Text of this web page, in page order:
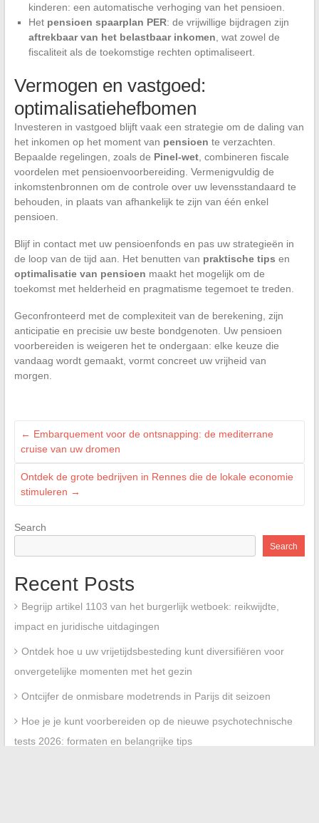
kinderen: een automatische verhoging van het pensioen.
Het pensioen spaarplan PER: de vrijwillige bijdragen zijn
aftrekbaar van het belastbaar inkomen , wat zowel de
fiscaliteit als de toekomstige rechten optimaliseert.
Vermogen en vastgoed:
optimalisatiehefbomen
Investeren in vastgoed blijft vaak een strategie om de daling van
het inkomen op het moment van pensioen te verzachten.
Bepaalde regelingen, zoals de Pinel-wet, combineren fiscale
voordelen met pensioenvoorbereiding. Vermenigvuldig de
inkomstenbronnen om de controle over uw levensstandaard te
behouden, in plaats van afhankelijk te zijn van één enkel
pensioen.
Blijf in contact met uw pensioenfonds en pas uw strategieën in
de loop van de tijd aan. Het benutten van praktische tips en
optimalisatie van pensioen maakt het mogelijk om de
toekomst met helderheid en pragmatisme tegemoet te treden.
Geconfronteerd met de complexiteit van de berekening, zijn
anticipatie en precisie uw beste bondgenoten. Uw pensioen
voorbereiden is weigeren het te ondergaan: elke keuze die
vandaag wordt gemaakt, vormt concreet uw vrijheid van
morgen.
← Embarquement voor de ontsnapping: de mediterrane
cruise van uw dromen
Ontdek de grote bedrijven in Rennes die de lokale economie
stimuleren →
Search
Search
Recent Posts
Begrijp artikel 1103 van het burgerlijk wetboek: reikwijdte,
impact en juridische uitdagingen
Ontdek hoe u uw vrijetijdsbesteding kunt diversifiëren voor
onvergetelijke momenten met het gezin
Ontcijfer de onmisbare modetrends in Parijs dit seizoen
Hoe je je kunt voorbereiden op de nieuwe psychotechnische
tests 2026: formaten en belangrijke tips